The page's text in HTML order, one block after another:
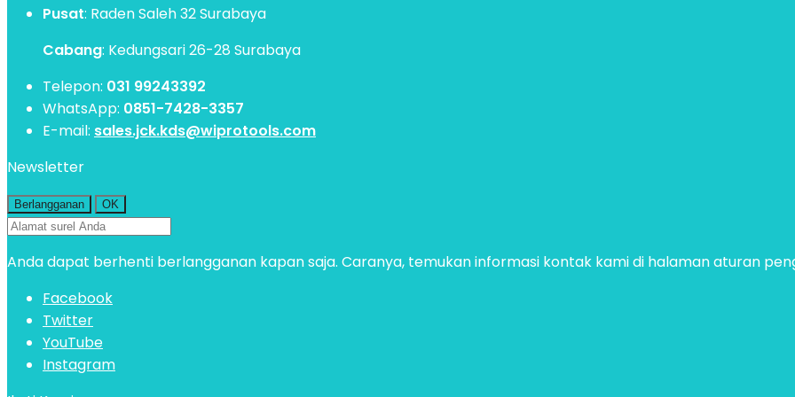
Pusat: Raden Saleh 32 Surabaya
Cabang: Kedungsari 26-28 Surabaya
Telepon: 031 99243392
WhatsApp: 0851-7428-3357
E-mail: sales.jck.kds@wiprotools.com
Newsletter
Anda dapat berhenti berlangganan kapan saja. Caranya, temukan informasi kontak kami di halaman aturan
Facebook
Twitter
YouTube
Instagram